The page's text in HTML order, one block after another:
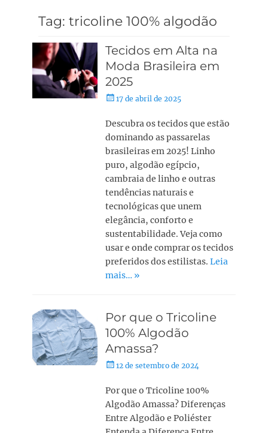
Tag: tricoline 100% algodão
Tecidos em Alta na
Moda Brasileira em
2025
17 de abril de 2025
Descubra os tecidos que estão
dominando as passarelas
brasileiras em 2025! Linho
puro, algodão egípcio,
cambraia de linho e outras
tendências naturais e
tecnológicas que unem
elegância, conforto e
sustentabilidade. Veja como
usar e onde comprar os tecidos
preferidos dos estilistas.Leia
mais… »
Por que o Tricoline
100% Algodão
Amassa?
12 de setembro de 2024
Por que o Tricoline 100%
Algodão Amassa? Diferenças
Entre Algodão e Poliéster